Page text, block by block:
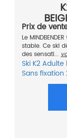
Prix de
Le
stable. Ce ski
des sensati...
Ski K2Adulte
Sans fixation